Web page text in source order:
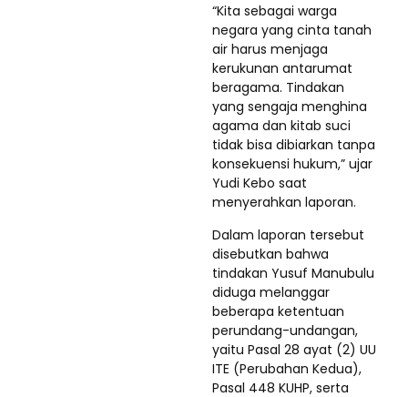
“Kita sebagai warga
negara yang cinta tanah
air harus menjaga
kerukunan antarumat
beragama. Tindakan
yang sengaja menghina
agama dan kitab suci
tidak bisa dibiarkan tanpa
konsekuensi hukum,” ujar
Yudi Kebo saat
menyerahkan laporan.
Dalam laporan tersebut
disebutkan bahwa
tindakan Yusuf Manubulu
diduga melanggar
beberapa ketentuan
perundang-undangan,
yaitu Pasal 28 ayat (2) UU
ITE (Perubahan Kedua),
Pasal 448 KUHP, serta